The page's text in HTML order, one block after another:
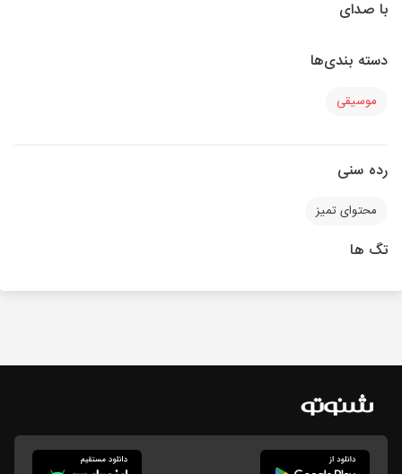
با صدای
دسته بندی‌ها
موسیقی
رده سنی
محتوای تمیز
تگ ها